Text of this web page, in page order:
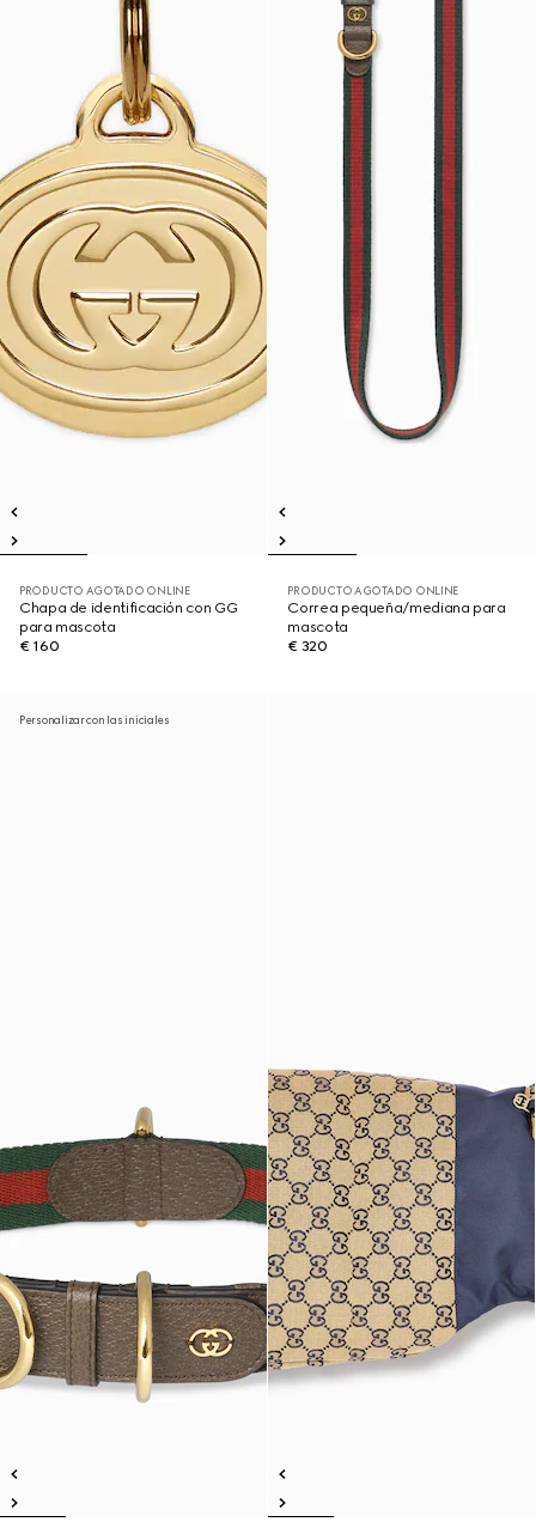
PRODUCTO AGOTADO ONLINE
Chapa de identificación con GG
para mascota
€ 160
PRODUCTO AGOTADO ONLINE
Correa pequeña/mediana para
mascota
€ 320
Personalizar con las iniciales